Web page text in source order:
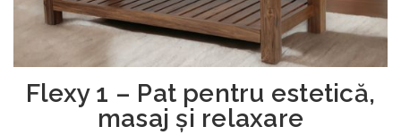
Flexy 1 – Pat pentru estetică,
masaj și relaxare